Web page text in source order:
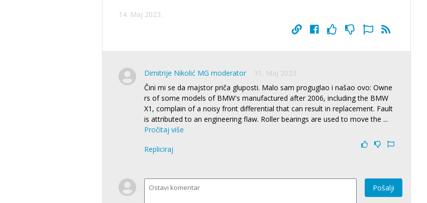
14. Maj 2023.
Dimitrije Nikolić MG moderator
31. Maj 2023.
Čini mi se da majstor priča gluposti. Malo sam proguglao i našao ovo: Owne
rs of some models of BMW's manufactured after 2006, including the BMW
X1, complain of a noisy front differential that can result in replacement. Fault
is attributed to an engineering flaw. Roller bearings are used to move the ...
Pročitaj više
Repliciraj
Pošalji